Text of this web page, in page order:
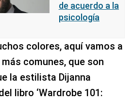
de acuerdo a la
psicología
colores, aquí vamos a
comunes, que son
la estilista Dijanna
libro ‘Wardrobe 101: